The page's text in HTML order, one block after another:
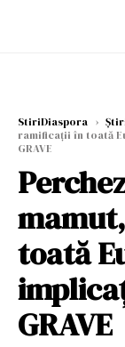
StiriDiaspora ›
ramificații în toată
GRAVE
toată
GRAVE